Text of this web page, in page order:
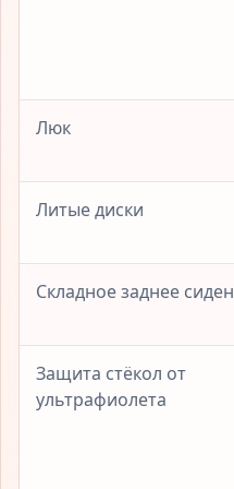
Люк
Литые диски
Складное заднее
Защита стёкол от
ультрафиолета